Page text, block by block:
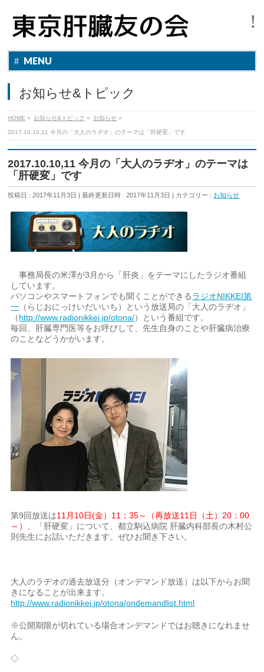
MENU
お知らせ&トピック
HOME » お知らせ&トピック » お知らせ »
2017.10.10,11 今月の「大人のラヂオ」のテーマは「肝硬変」です
2017.10.10,11 今月の「大人のラヂオ」のテーマは
「肝硬変」です
投稿日 : 2017年11月3日 最終更新日時 : 2017年11月3日 カテゴリー : お知らせ
事務局長の米澤が3月から「肝炎」をテーマにしたラジオ番組
しています。
パソコンやスマートフォンでも聞くことができるラジオNIKKEI第
一 （らじおにっけいだいいち）という放送局の「大人のラヂオ」
（http://www.radionikkei.jp/otona/）という番組です。
毎回、肝臓専門医等をお呼びして、先生自身のことや肝臓病治療
のことなどうかがいます。
第9回放送は11月10日(金）11：35～（再放送11日（土）20：00
～）
、「肝硬変」について、都立駒込病院 肝臓内科部長の木村公
則先生にお話いただきます。ぜひお聞き下さい。
大人のラヂオの過去放送分（オンデマンド放送）は以下からお聞
きになることが出来ます。
http://www.radionikkei.jp/otona/ondemandlist.html
※公開期限が切れている場合オンデマンドではお聴きになれませ
ん。
◇